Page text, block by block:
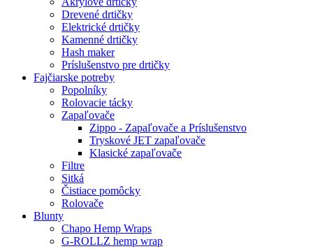
Drevené drtičky
Elektrické drtičky
Kamenné drtičky
Hash maker
Príslušenstvo pre drtičky
Fajčiarske potreby
Popolníky
Rolovacie tácky
Zapaľovače
Zippo - Zapaľovače a Príslušenstvo
Tryskové JET zapaľovače
Klasické zapaľovače
Filtre
Sitká
Čistiace pomôcky
Rolovače
Blunty
Chapo Hemp Wraps
G-ROLLZ hemp wrap